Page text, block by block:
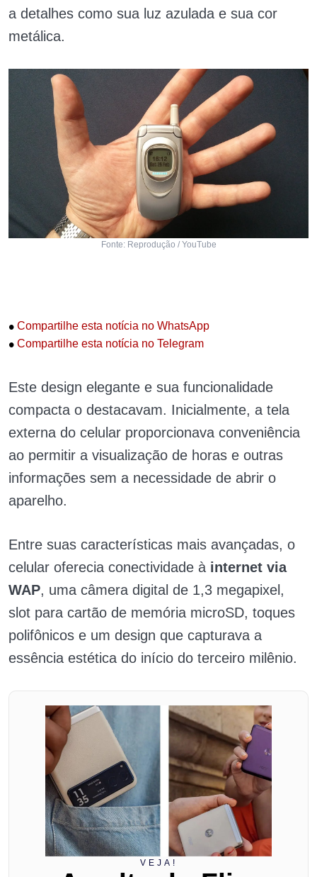
a detalhes como sua luz azulada e sua cor
metálica.
Fonte: Reprodução / YouTube
• Compartilhe esta notícia no WhatsApp
• Compartilhe esta notícia no Telegram
Este design elegante e sua funcionalidade
compacta o destacavam. Inicialmente, a tela
externa do celular proporcionava conveniência
ao permitir a visualização de horas e outras
informações sem a necessidade de abrir o
aparelho.
Entre suas características mais avançadas, o
celular oferecia conectividade à internet via
WAP, uma câmera digital de 1,3 megapixel,
slot para cartão de memória microSD, toques
polifônicos e um design que capturava a
essência estética do início do terceiro milênio.
VEJA!